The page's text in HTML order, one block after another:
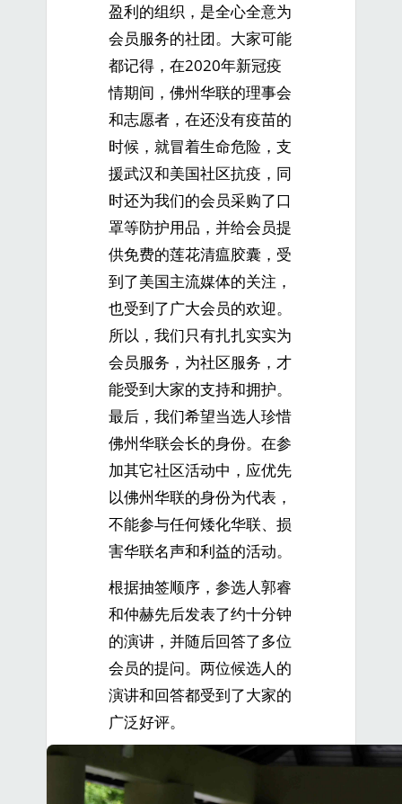
盈利的组织，是全心全意为
会员服务的社团。大家可能
都记得，在2020年新冠疫
情期间，佛州华联的理事会
和志愿者，在还没有疫苗的
时候，就冒着生命危险，支
援武汉和美国社区抗疫，同
时还为我们的会员采购了口
罩等防护用品，并给会员提
供免费的莲花清瘟胶囊，受
到了美国主流媒体的关注，
也受到了广大会员的欢迎。
所以，我们只有扎扎实实为
会员服务，为社区服务，才
能受到大家的支持和拥护。
最后，我们希望当选人珍惜
佛州华联会长的身份。在参
加其它社区活动中，应优先
以佛州华联的身份为代表，
不能参与任何矮化华联、损
害华联名声和利益的活动。
根据抽签顺序，参选人郭睿
和仲赫先后发表了约十分钟
的演讲，并随后回答了多位
会员的提问。两位候选人的
演讲和回答都受到了大家的
广泛好评。